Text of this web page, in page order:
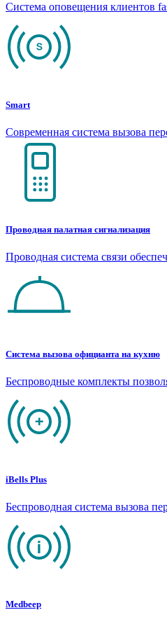
Система оповещения клиентов
Smart
Современная система вызова
Проводная палатная сигнализация
Проводная система связи
Система вызова официанта на кухню
Беспроводные комплекты
iBells Plus
Беспроводная система вызова
Medbeep